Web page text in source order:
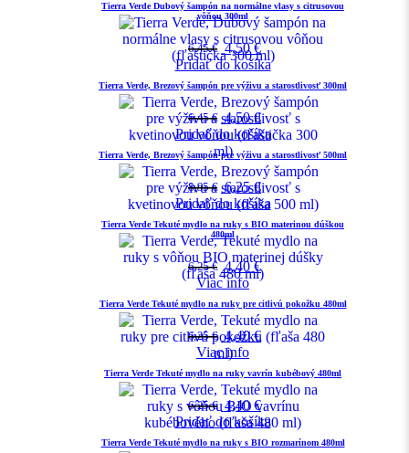
Tierra Verde Dubový šampón na normálne vlasy s citrusovou
vôňou 300ml
6,45€ 4,50€
Pridať do košíka
Tierra Verde, Brezový šampón pre výživu a starostlivosť 300ml
6,45€ 4,50€
Pridať do košíka
Tierra Verde, Brezový šampón pre výživu a starostlivosť 500ml
8,95€ 6,25€
Pridať do košíka
Tierra Verde Tekuté mydlo na ruky s BIO materinou dúškou
480ml
6,25€ 4,40€
Viac info
Tierra Verde Tekuté mydlo na ruky pre citlivú pokožku 480ml
6,25€ 4,40€
Viac info
Tierra Verde Tekuté mydlo na ruky vavrín kubébový 480ml
6,25€ 4,40€
Pridať do košíka
Tierra Verde Tekuté mydlo na ruky s BIO rozmarínom 480ml